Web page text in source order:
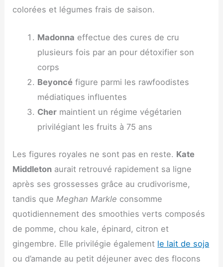
colorées et légumes frais de saison.
Madonna effectue des cures de cru
plusieurs fois par an pour détoxifier son
corps
Beyoncé figure parmi les rawfoodistes
médiatiques influentes
Chermaintient un régime végétarien
privilégiant les fruits à 75 ans
Les figures royales ne sont pas en reste. Kate
Middleton aurait retrouvé rapidement sa ligne
après ses grossesses grâce au crudivorisme,
tandis que Meghan Markle consomme
quotidiennement des smoothies verts composés
de pomme, chou kale, épinard, citron et
gingembre. Elle privilégie également le lait de soja
ou d’amande au petit déjeuner avec des flocons